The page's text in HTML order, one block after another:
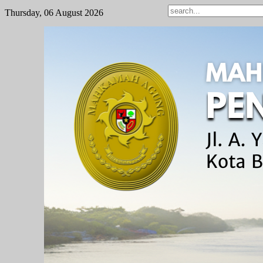
Thursday, 06 August 2026